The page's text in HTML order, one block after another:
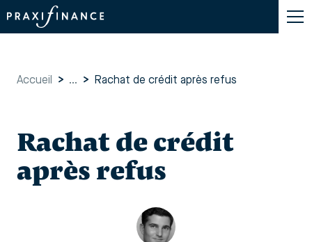
Accueil > ... > Rachat de crédit après refus
Rachat de crédit
après refus